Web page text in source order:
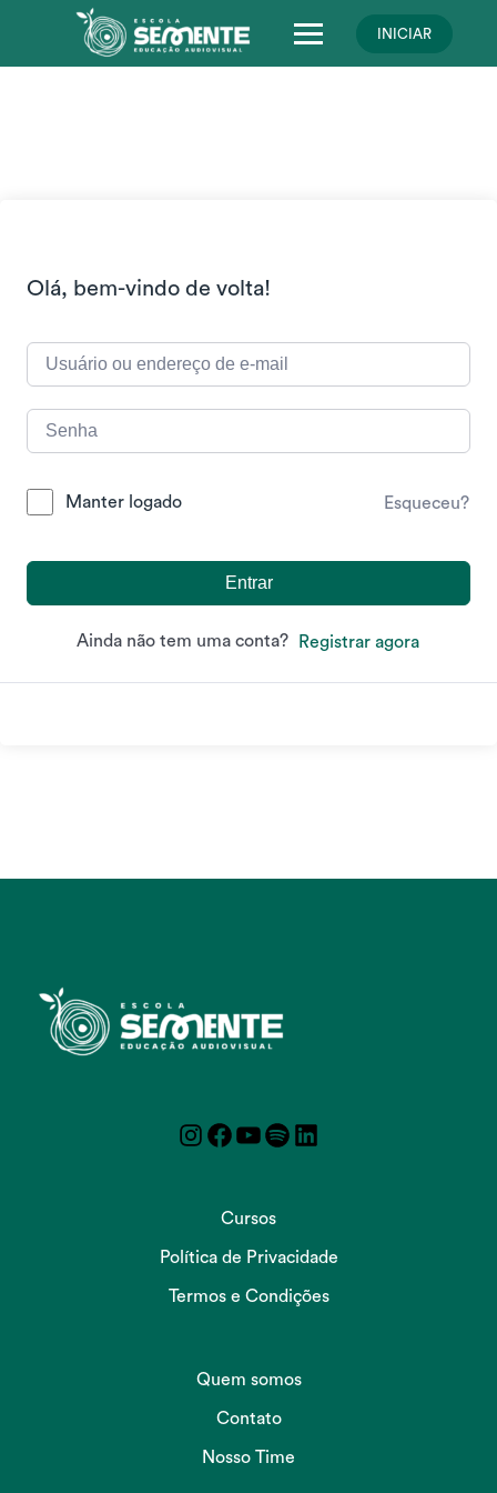
INICIAR
Olá, bem-vindo de volta!
Manter logado Esqueceu?
Entrar
Ainda não tem uma conta? Registrar agora
Instagram
Facebook
YouTube
Spotify
Cursos
Política de Privacidade
Termos e Condições
Quem somos
Contato
Nosso Time